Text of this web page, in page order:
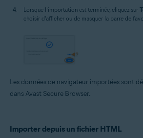
Lorsque l’importation est terminée, cliquez sur
choisir d'afficher ou de masquer la barre de
Les données de navigateur importées sont
dans Avast Secure Browser.
Importer depuis un fichier HTML